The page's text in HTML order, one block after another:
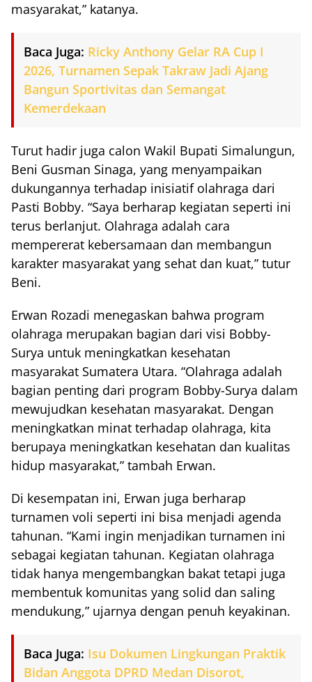
masyarakat,” katanya.
Baca Juga: Ricky Anthony Gelar RA Cup I
2026, Turnamen Sepak Takraw Jadi Ajang
Bangun Sportivitas dan Semangat
Kemerdekaan
Turut hadir juga calon Wakil Bupati Simalungun,
Beni Gusman Sinaga, yang menyampaikan
dukungannya terhadap inisiatif olahraga dari
Pasti Bobby. “Saya berharap kegiatan seperti ini
terus berlanjut. Olahraga adalah cara
mempererat kebersamaan dan membangun
karakter masyarakat yang sehat dan kuat,” tutur
Beni.
Erwan Rozadi menegaskan bahwa program
olahraga merupakan bagian dari visi Bobby-
Surya untuk meningkatkan kesehatan
masyarakat Sumatera Utara. “Olahraga adalah
bagian penting dari program Bobby-Surya dalam
mewujudkan kesehatan masyarakat. Dengan
meningkatkan minat terhadap olahraga, kita
berupaya meningkatkan kesehatan dan kualitas
hidup masyarakat,” tambah Erwan.
Di kesempatan ini, Erwan juga berharap
turnamen voli seperti ini bisa menjadi agenda
tahunan. “Kami ingin menjadikan turnamen ini
sebagai kegiatan tahunan. Kegiatan olahraga
tidak hanya mengembangkan bakat tetapi juga
membentuk komunitas yang solid dan saling
mendukung,” ujarnya dengan penuh keyakinan.
Baca Juga: Isu Dokumen Lingkungan Praktik
Bidan Anggota DPRD Medan Disorot,